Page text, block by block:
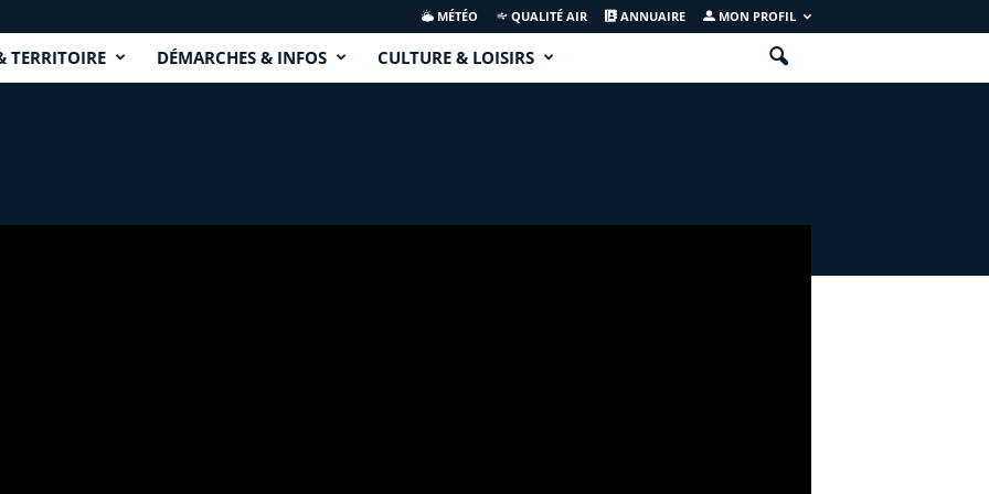
MÉTÉO QUALITÉ AIR ANNUAIRE MON PROFIL
TERRITOIRE DÉMARCHES & INFOS CULTURE & LOISIRS